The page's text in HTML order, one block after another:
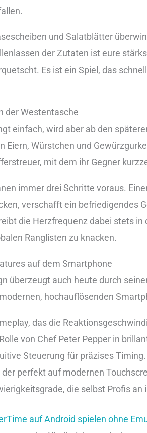
und Salatblätter
der Zutaten ist eure
Es ist ein Spiel, das
der Westentasche
einfach, wird aber ab den
Eiern, Würstchen und
mit dem ihr Gegner
immer drei Schritte voraus.
verschafft ein befriedigendes
die Herzfrequenz dabei stets in
Ranglisten zu knacken.
auf dem Smartphone
überzeugt auch heute durch
hochauflösenden
das die
von Chef Peter Pepper in
Steuerung für präzises Timing.
der perfekt auf modernen
die selbst Profis an
auf Android spielen ohne